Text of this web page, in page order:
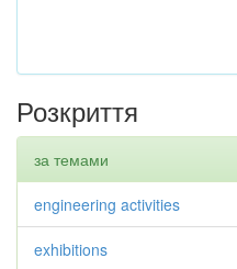
Розкриття
за темами
engineering activities
exhibitions